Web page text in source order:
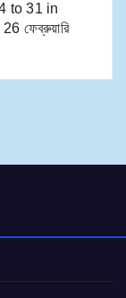
to 31​ in
26 ফেব্রুয়ারি